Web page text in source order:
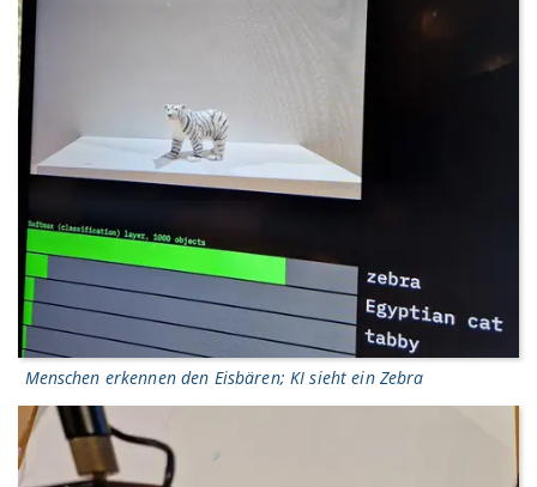
Menschen erkennen den Eisbären; KI sieht ein Zebra